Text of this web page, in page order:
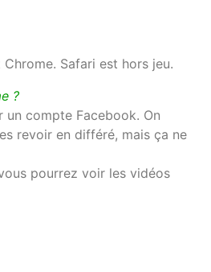
Safari est hors jeu.
?
compte Facebook. On
revoir en différé, mais ça ne
pourrez voir les vidéos